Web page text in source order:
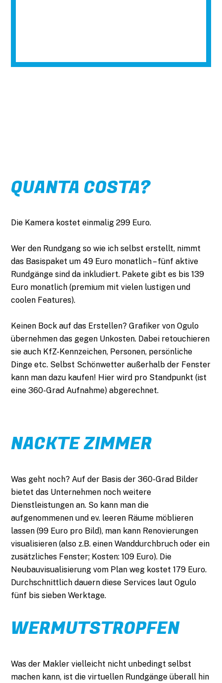
QUANTA COSTA?
Die Kamera kostet einmalig 299 Euro.
Wer den Rundgang so wie ich selbst erstellt, nimmt
das Basispaket um 49 Euro monatlich – fünf aktive
Rundgänge sind da inkludiert. Pakete gibt es bis 139
Euro monatlich (premium mit vielen lustigen und
coolen Features).
Keinen Bock auf das Erstellen? Grafiker von Ogulo
übernehmen das gegen Unkosten. Dabei retouchieren
sie auch KfZ-Kennzeichen, Personen, persönliche
Dinge etc. Selbst Schönwetter außerhalb der Fenster
kann man dazu kaufen! Hier wird pro Standpunkt (ist
eine 360-Grad Aufnahme) abgerechnet.
NACKTE ZIMMER
Was geht noch? Auf der Basis der 360-Grad Bilder
bietet das Unternehmen noch weitere
Dienstleistungen an. So kann man die
aufgenommenen und ev. leeren Räume möblieren
lassen (99 Euro pro Bild), man kann Renovierungen
visualisieren (also z.B. einen Wanddurchbruch oder ein
zusätzliches Fenster; Kosten: 109 Euro). Die
Neubauvisualisierung vom Plan weg kostet 179 Euro.
Durchschnittlich dauern diese Services laut Ogulo
fünf bis sieben Werktage.
WERMUTSTROPFEN
Was der Makler vielleicht nicht unbedingt selbst
machen kann, ist die virtuellen Rundgänge überall hin